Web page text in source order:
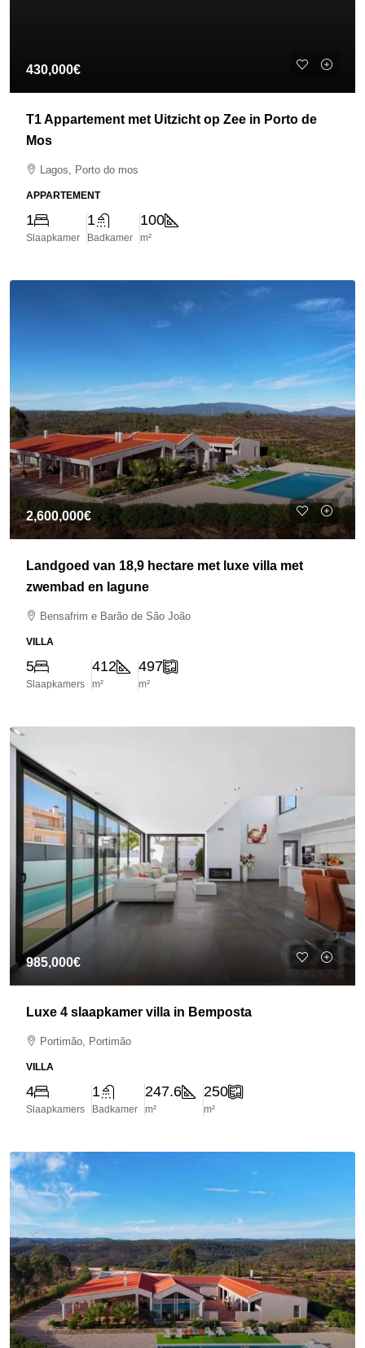
430,000€
T1 Appartement met Uitzicht op Zee in Porto de
Mos
Lagos, Porto do mos
APPARTEMENT
1
Slaapkamer
1
Badkamer
100
m²
2,600,000€
Landgoed van 18,9 hectare met luxe villa met
zwembad en lagune
Bensafrim e Barão de São João
VILLA
5
Slaapkamers
412
m²
497
m²
985,000€
Luxe 4 slaapkamer villa in Bemposta
Portimão, Portimão
VILLA
4
Slaapkamers
1
Badkamer
247.6
m²
250
m²